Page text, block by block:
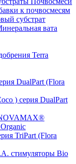
к почвосмесям
субстрат
вата
Terra
DualPart (Flora
серия DualPart
TriPart (Flora
стимуляторы Bio